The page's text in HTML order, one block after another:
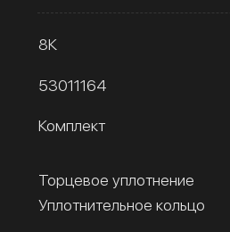
8К
53011164
Комплект
Торцевое уплотнение
Уплотнительное кольцо